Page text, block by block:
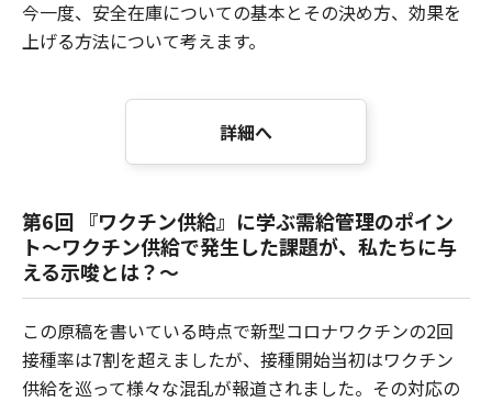
今一度、安全在庫についての基本とその決め方、効果を
上げる方法について考えます。
詳細へ
第6回 『ワクチン供給』に学ぶ需給管理のポイン
ト～ワクチン供給で発生した課題が、私たちに与
える示唆とは？～
この原稿を書いている時点で新型コロナワクチンの2回
接種率は7割を超えましたが、接種開始当初はワクチン
供給を巡って様々な混乱が報道されました。その対応の